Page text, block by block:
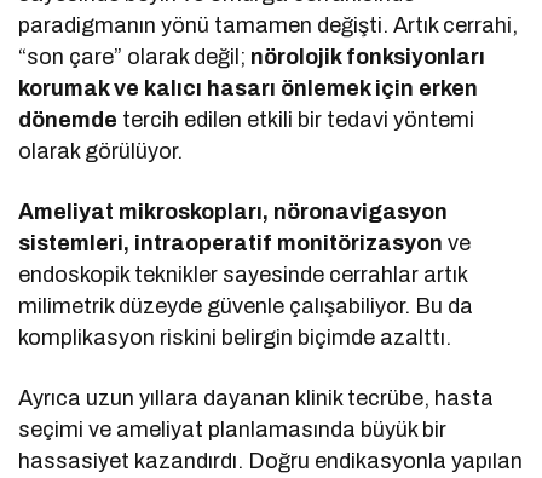
paradigmanın yönü tamamen değişti. Artık cerrahi,
“son çare” olarak değil; nörolojik fonksiyonları
korumak ve kalıcı hasarı önlemek için erken
dönemde tercih edilen etkili bir tedavi yöntemi
olarak görülüyor.
Ameliyat mikroskopları, nöronavigasyon
sistemleri, intraoperatif monitörizasyon ve
endoskopik teknikler sayesinde cerrahlar artık
milimetrik düzeyde güvenle çalışabiliyor. Bu da
komplikasyon riskini belirgin biçimde azalttı.
Ayrıca uzun yıllara dayanan klinik tecrübe, hasta
seçimi ve ameliyat planlamasında büyük bir
hassasiyet kazandırdı. Doğru endikasyonla yapılan